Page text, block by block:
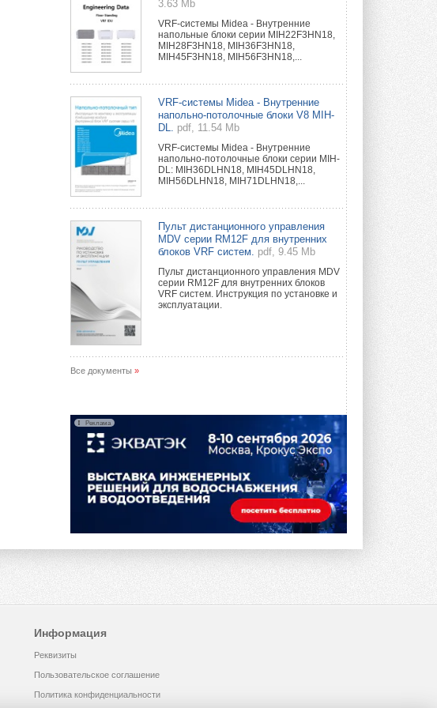
3.63 Mb
VRF-системы Midea - Внутренние
напольные блоки серии MIH22F3HN18,
MIH28F3HN18, MIH36F3HN18,
MIH45F3HN18, MIH56F3HN18,...
VRF-системы Midea - Внутренние
напольно-потолочные блоки V8 MIH-
DL.
pdf, 11.54 Mb
VRF-системы Midea - Внутренние
напольно-потолочные блоки серии MIH-
DL: MIH36DLHN18, MIH45DLHN18,
MIH56DLHN18, MIH71DLHN18,...
Пульт дистанционного управления
MDV серии RM12F для внутренних
блоков VRF систем.
pdf, 9.45 Mb
Пульт дистанционного управления MDV
серии RM12F для внутренних блоков
VRF систем. Инструкция по установке и
эксплуатации.
Все документы »
Реклама
Информация
Реквизиты
Пользовательское соглашение
Политика конфиденциальности